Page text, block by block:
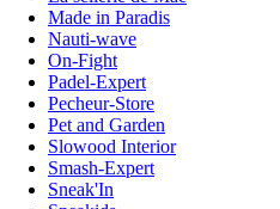
Made in Paradis
Nauti-wave
On-Fight
Padel-Expert
Pecheur-Store
Pet and Garden
Slowood Interior
Smash-Expert
Sneak'In